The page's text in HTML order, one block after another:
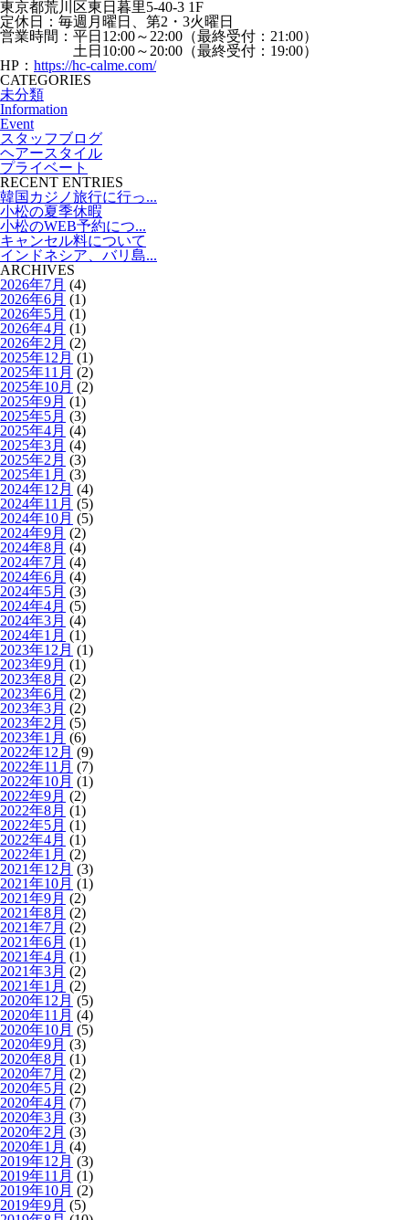
東京都荒川区東日暮里5-40-3 1F
定休日：毎週月曜日、第2・3火曜日
営業時間：平日12:00～22:00（最終受付：21:00）
土日10:00～20:00（最終受付：19:00）
HP： https://hc-calme.com/
CATEGORIES
未分類
Information
Event
スタッフブログ
ヘアースタイル
プライベート
RECENT ENTRIES
韓国カジノ旅行に行っ...
小松の夏季休暇
小松のWEB予約につ...
キャンセル料について
インドネシア、バリ島...
ARCHIVES
2026年7月 (4)
2026年6月 (1)
2026年5月 (1)
2026年4月 (1)
2026年2月 (2)
2025年12月 (1)
2025年11月 (2)
2025年10月 (2)
2025年9月 (1)
2025年5月 (3)
2025年4月 (4)
2025年3月 (4)
2025年2月 (3)
2025年1月 (3)
2024年12月 (4)
2024年11月 (5)
2024年10月 (5)
2024年9月 (2)
2024年8月 (4)
2024年7月 (4)
2024年6月 (4)
2024年5月 (3)
2024年4月 (5)
2024年3月 (4)
2024年1月 (1)
2023年12月 (1)
2023年9月 (1)
2023年8月 (2)
2023年6月 (2)
2023年3月 (2)
2023年2月 (5)
2023年1月 (6)
2022年12月 (9)
2022年11月 (7)
2022年10月 (1)
2022年9月 (2)
2022年8月 (1)
2022年5月 (1)
2022年4月 (1)
2022年1月 (2)
2021年12月 (3)
2021年10月 (1)
2021年9月 (2)
2021年8月 (2)
2021年7月 (2)
2021年6月 (1)
2021年4月 (1)
2021年3月 (2)
2021年1月 (2)
2020年12月 (5)
2020年11月 (4)
2020年10月 (5)
2020年9月 (3)
2020年8月 (1)
2020年7月 (2)
2020年5月 (2)
2020年4月 (7)
2020年3月 (3)
2020年2月 (3)
2020年1月 (4)
2019年12月 (3)
2019年11月 (1)
2019年10月 (2)
2019年9月 (5)